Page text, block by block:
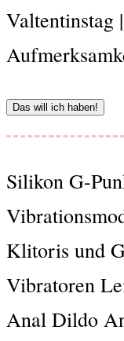
Valtentinstag
Das will ich haben!
Silikon G-
Klitoris und
Vibratoren
Anal Dildo